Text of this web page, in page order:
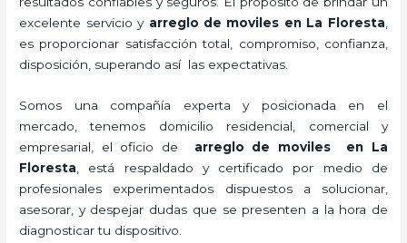
excelente servicio y arreglo de moviles en La Floresta
es proporcionar satisfacción total, compromiso, confianza,
disposición, superando así las expectativas.
Somos una compañía experta y posicionada en el
mercado, tenemos domicilio residencial, comercial y
empresarial, el oficio de arreglo de movilesen La
Floresta , está respaldado y certificado por medio de
profesionales experimentados dispuestos a solucionar,
asesorar, y despejar dudas que se presenten a la hora de
diagnosticar tu dispositivo.